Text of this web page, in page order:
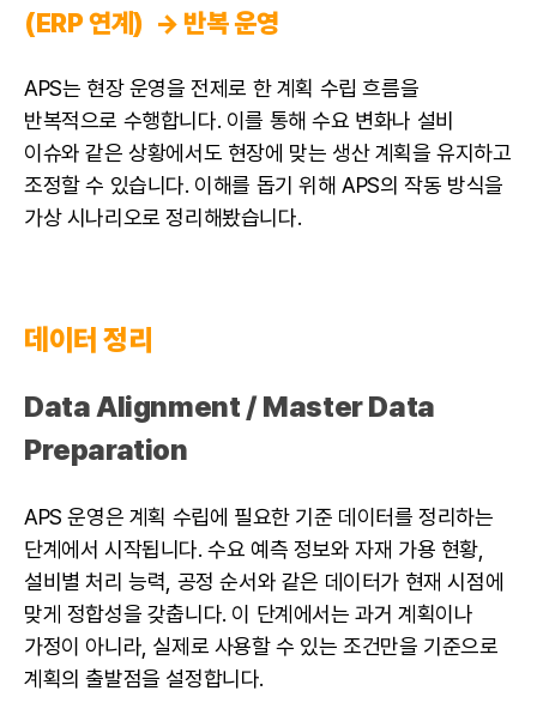
(ERP 연계) → 반복 운영
APS는 현장 운영을 전제로 한 계획 수립 흐름을
반복적으로 수행합니다. 이를 통해 수요 변화나 설비
이슈와 같은 상황에서도 현장에 맞는 생산 계획을 유지하고
조정할 수 있습니다. 이해를 돕기 위해 APS의 작동 방식을
가상 시나리오로 정리해봤습니다.
데이터 정리
Data Alignment / Master Data
Preparation
APS 운영은 계획 수립에 필요한 기준 데이터를 정리하는
단계에서 시작됩니다. 수요 예측 정보와 자재 가용 현황,
설비별 처리 능력, 공정 순서와 같은 데이터가 현재 시점에
맞게 정합성을 갖춥니다. 이 단계에서는 과거 계획이나
가정이 아니라, 실제로 사용할 수 있는 조건만을 기준으로
계획의 출발점을 설정합니다.